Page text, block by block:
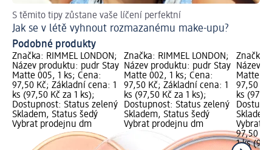
S těmito tipy zůstane vaše líčení perfektní
Jak se v létě vyhnout rozmazanému make-upu?
Podobné produkty
Značka: RIMMEL LONDON;
Název produktu: pudr Stay
Matte 005, 1 ks; Cena:
97,50 Kč; Základní cena: 1
ks (97,50 Kč za 1 ks);
Dostupnost: Status zelený
Skladem, Status šedý
Vybrat prodejnu dm
Značka: RIMMEL LONDON;
Název produktu: pudr Stay
Matte 002, 1 ks; Cena:
97,50 Kč; Základní cena: 1
ks (97,50 Kč za 1 ks);
Dostupnost: Status zelený
Skladem, Status šedý
Vybrat prodejnu dm
Značka:
Název
Matte
97,50
ks
Vybrat
97,50 Kč
1 ks